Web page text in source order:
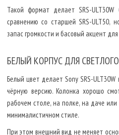
Такой формат делает SRS-
сравнению со старшей SRS-ULT50,
запас громкости и басовый акцент
БЕЛЫЙ КОРПУС ДЛЯ
Белый цвет делает Sony SRS-ULT30W
чёрную версию. Колонка хорошо
рабочем столе, на полке, на даче
минималистичном стиле.
При этом внешний вид не меняет